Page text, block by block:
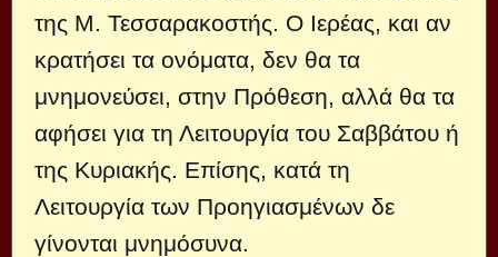
της Μ. Τεσσαρακοστής. Ο Ιερέας, και αν
κρατήσει τα ονόματα, δεν θα τα
μνημονεύσει, στην Πρόθεση, αλλά θα τα
αφήσει για τη Λειτουργία του Σαββάτου ή
της Κυριακής. Επίσης, κατά τη
Λειτουργία των Προηγιασμένων δε
γίνονται μνημόσυνα.